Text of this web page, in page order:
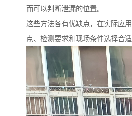
而可以判断泄漏的位置。
这些方法各有优缺点，在实际应
点、检测要求和现场条件选择合适